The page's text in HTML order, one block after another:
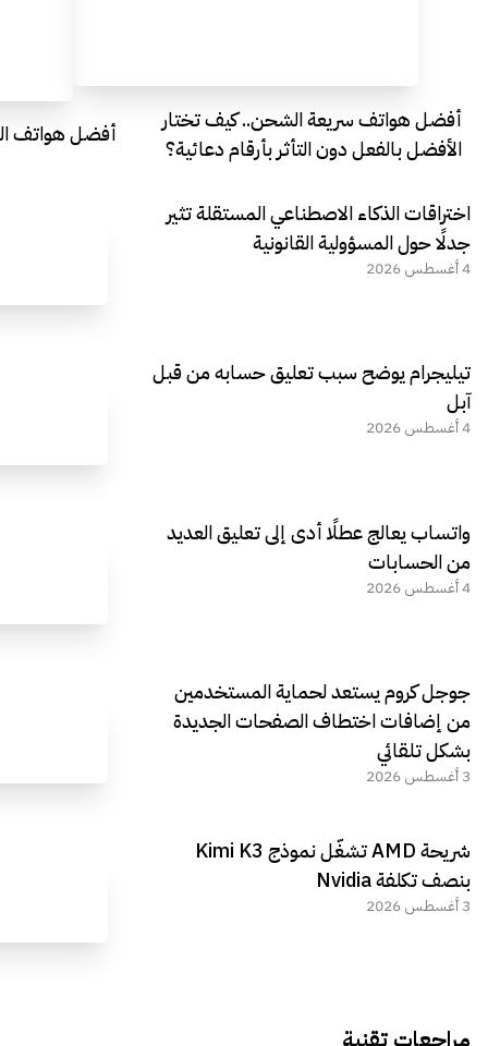
أفضل هواتف سريعة الشحن.. كيف تختار
الأفضل بالفعل دون التأثر بأرقام دعائية؟
أفضل هواتف
اختراقات الذكاء الاصطناعي المستقلة تثير
جدلًا حول المسؤولية القانونية
4 أغسطس 2026
تيليجرام يوضح سبب تعليق حسابه من قبل
آبل
4 أغسطس 2026
واتساب يعالج عطلًا أدى إلى تعليق العديد
من الحسابات
4 أغسطس 2026
جوجل كروم يستعد لحماية المستخدمين
من إضافات اختطاف الصفحات الجديدة
بشكل تلقائي
3 أغسطس 2026
شريحة AMD تشغّل نموذج Kimi K3
بنصف تكلفة Nvidia
3 أغسطس 2026